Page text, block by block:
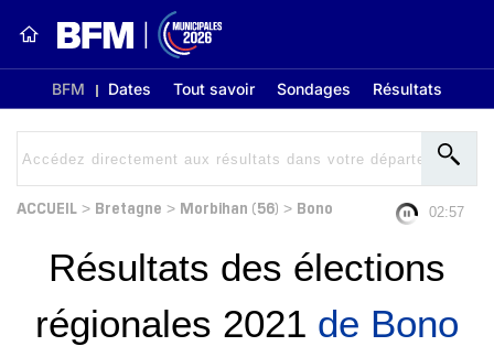
BFM Dates Tout savoir Sondages Résultats
ACCUEIL > Bretagne > Morbihan (56) > Bono 02:57
Résultats des élections
régionales 2021 de Bono